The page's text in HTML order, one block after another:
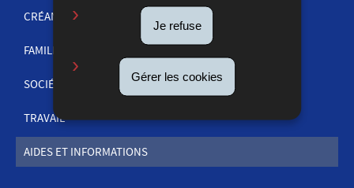
Je refuse
Gérer les cookies
CRÉANCES
FAMILLE
SOCIÉTÉS ET COMMERCE
TRAVAIL
AIDES ET INFORMATIONS